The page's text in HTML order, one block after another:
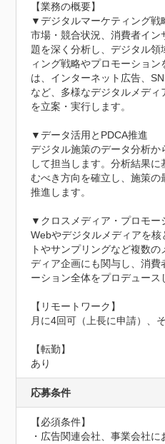
【業務の概要】
▼デジタルマーケティング戦
市場・競合状況、消費者イ
題を深く分析し、デジタル
ィング戦略やプロモーショ
は、インターネット広告、
など、多様なデジタルメデ
を立案・実行します。
▼データ活用とPDCA推進
デジタル施策のデータ分析
して担当します。分析結果
むべき方向を確立し、施策の
推進します。
▼クロスメディア・プロモー
Webやデジタルメディアを
トやサンプリングなど複数
ディア企画にも関与し、消
ーション全体をプロデュース
【リモートワーク】
月に4回可（上長に申請）、
【転勤】
あり
応募条件
【必須条件】
・広告関連会社、事業会社